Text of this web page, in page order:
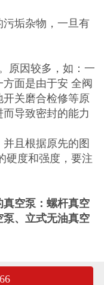
垢杂物，一旦有
原因较多，如：一
面是由于安 全阀
关磨合检修等原
导致密封的能力
且根据原先的图
硬度和强度，要注
空泵：螺杆真空
、立式无油真空